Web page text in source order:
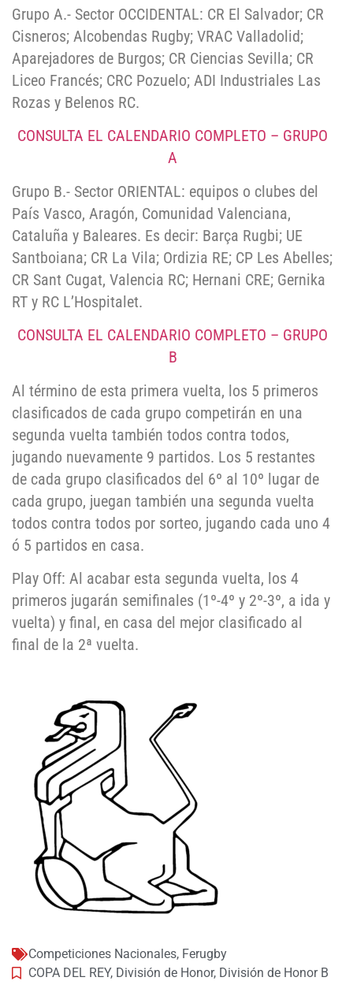
Grupo A.- Sector OCCIDENTAL: CR El Salvador; CR
Cisneros; Alcobendas Rugby; VRAC Valladolid;
Aparejadores de Burgos; CR Ciencias Sevilla; CR
Liceo Francés; CRC Pozuelo; ADI Industriales Las
Rozas y Belenos RC.
CONSULTA EL CALENDARIO COMPLETO – GRUPO
A
Grupo B.- Sector ORIENTAL: equipos o clubes del
País Vasco, Aragón, Comunidad Valenciana,
Cataluña y Baleares. Es decir: Barça Rugbi; UE
Santboiana; CR La Vila; Ordizia RE; CP Les Abelles;
CR Sant Cugat, Valencia RC; Hernani CRE; Gernika
RT y RC L’Hospitalet.
CONSULTA EL CALENDARIO COMPLETO – GRUPO
B
Al término de esta primera vuelta, los 5 primeros
clasificados de cada grupo competirán en una
segunda vuelta también todos contra todos,
jugando nuevamente 9 partidos. Los 5 restantes
de cada grupo clasificados del 6º al 10º lugar de
cada grupo, juegan también una segunda vuelta
todos contra todos por sorteo, jugando cada uno 4
ó 5 partidos en casa.
Play Off: Al acabar esta segunda vuelta, los 4
primeros jugarán semifinales (1º-4º y 2º-3º, a ida y
vuelta) y final, en casa del mejor clasificado al
final de la 2ª vuelta.
Competiciones Nacionales, Ferugby
COPA DEL REY, División de Honor, División de Honor B